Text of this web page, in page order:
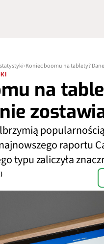
Koniec boomu na tablety?
na
raportu
typu zaliczyła